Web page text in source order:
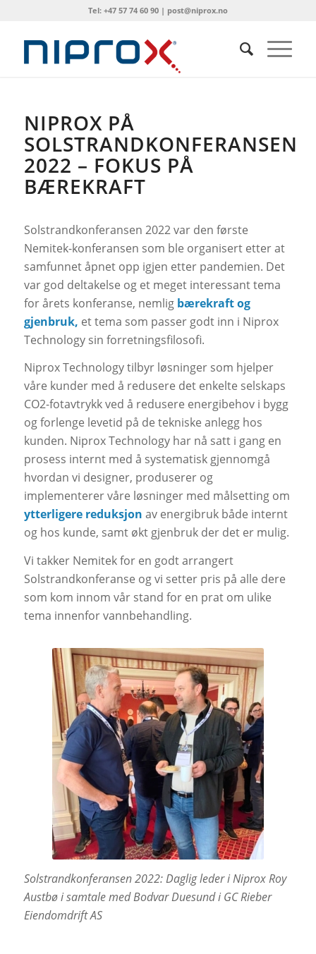
Tel: +47 57 74 60 90 | post@niprox.no
NIPROX PÅ
SOLSTRANDKONFERANSEN
2022 – FOKUS PÅ
BÆREKRAFT
Solstrandkonferansen 2022 var den første
Nemitek-konferansen som ble organisert etter at
samfunnet åpnet opp igjen etter pandemien. Det
var god deltakelse og et meget interessant tema
for årets konferanse, nemlig bærekraft og
gjenbruk, et tema som passer godt inn i Niprox
Technology sin forretningsfilosofi.
Niprox Technology tilbyr løsninger som hjelper
våre kunder med å redusere det enkelte selskaps
CO2-fotavtrykk ved å redusere energibehov i bygg
og forlenge levetid på de tekniske anlegg hos
kunden. Niprox Technology har nå satt i gang en
prosess internt med å systematisk gjennomgå
hvordan vi designer, produserer og
implementerer våre løsninger med målsetting om
ytterligere reduksjon av energibruk både internt
og hos kunde, samt økt gjenbruk der det er mulig.
Vi takker Nemitek for en godt arrangert
Solstrandkonferanse og vi setter pris på alle dere
som kom innom vår stand for en prat om ulike
tema innenfor vannbehandling.
Solstrandkonferansen 2022: Daglig leder i Niprox Roy
Austbø i samtale med Bodvar Duesund i GC Rieber
Eiendomdrift AS